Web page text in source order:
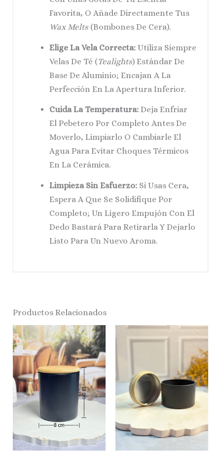
Favorita, O Añade Directamente Tus
Wax Melts (bombones De Cera).
Elige La Vela Correcta: Utiliza Siempre
Velas De Té (Tealights) Estándar De
Base De Aluminio; Encajan A La
Perfección En La Apertura Inferior.
Cuida La Temperatura: Deja Enfriar
El Pebetero Por Completo Antes De
Moverlo, Limpiarlo O Cambiarle El
Agua Para Evitar Choques Térmicos
En La Cerámica.
Limpieza Sin Esfuerzo: Si Usas Cera,
Espera A Que Se Solidifique Por
Completo; Un Ligero Empujón Con El
Dedo Bastará Para Retirarla Y Dejarlo
Listo Para Un Nuevo Aroma.
Productos Relacionados